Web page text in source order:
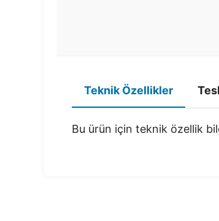
Teknik Özellikler
Bu ürün için teknik özellik